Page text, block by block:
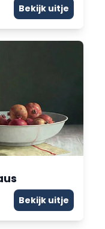
Bekijk uitje
Bekijk uitje